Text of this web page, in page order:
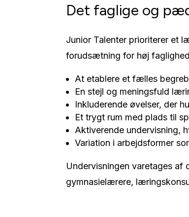
Det faglige og
Junior Talenter prioriterer et
forudsætning for høj
At etablere et fælles
En stejl og meningsfuld
Inkluderende øvelser, der
Et trygt rum med plads til
Aktiverende undervisning,
Variation i arbejdsformer
Undervisningen varetages
gymnasielærere,